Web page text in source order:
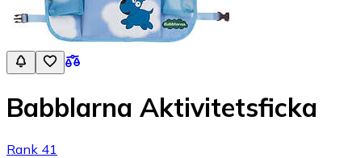
Babblarna Aktivitetsficka
Rank 41